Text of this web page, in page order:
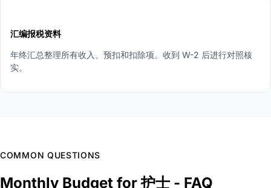
汇编报税资料
年终汇总整理所有收入、预扣和扣除项。收到 W-2 后进行对照核
实。
COMMON QUESTIONS
Monthly Budget for 护士 - FAQ